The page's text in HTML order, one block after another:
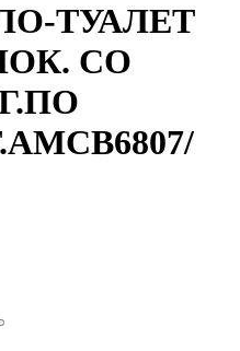
ТУАЛЕТ
СО